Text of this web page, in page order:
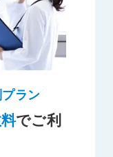
ラン
でご利